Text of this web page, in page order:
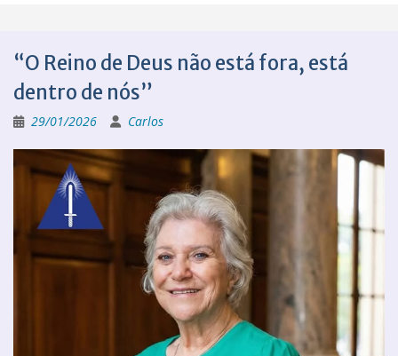
“O Reino de Deus não está fora, está
dentro de nós”
29/01/2026 Carlos